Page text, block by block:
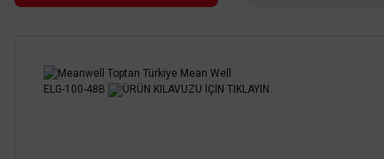
ELG-100-48B ÜRÜN KILAVUZU İÇİN TIKLAYIN..